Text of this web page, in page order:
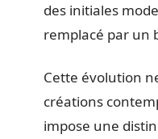
des initiales
remplacé par un
Cette évolution
créations
impose une